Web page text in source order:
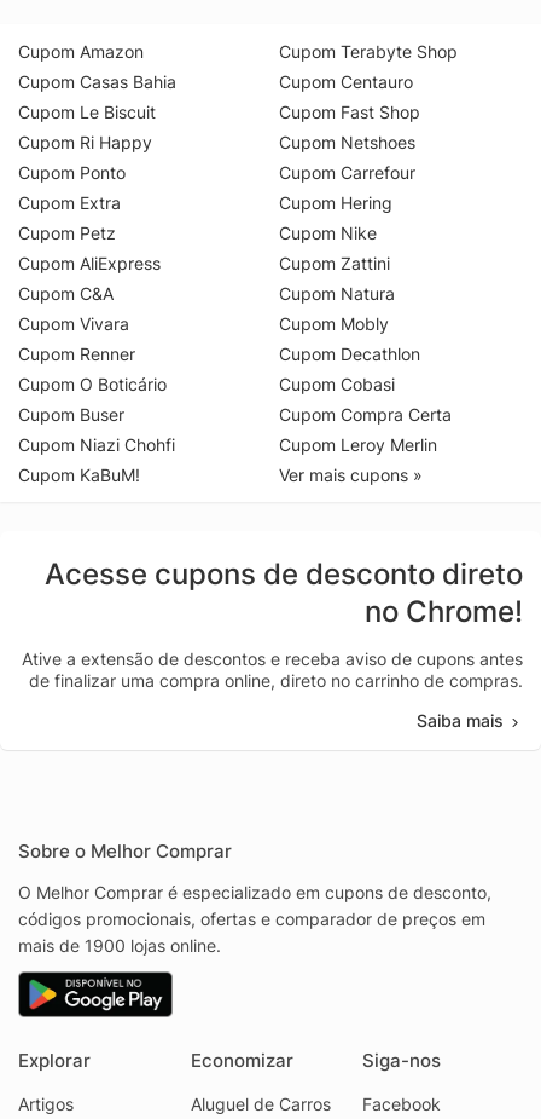
Cupom Amazon
Cupom Casas Bahia
Cupom Le Biscuit
Cupom Ri Happy
Cupom Ponto
Cupom Extra
Cupom Petz
Cupom AliExpress
Cupom C&A
Cupom Vivara
Cupom Renner
Cupom O Boticário
Cupom Buser
Cupom Niazi Chohfi
Cupom KaBuM!
Cupom Terabyte Shop
Cupom Centauro
Cupom Fast Shop
Cupom Netshoes
Cupom Carrefour
Cupom Hering
Cupom Nike
Cupom Zattini
Cupom Natura
Cupom Mobly
Cupom Decathlon
Cupom Cobasi
Cupom Compra Certa
Cupom Leroy Merlin
Ver mais cupons »
Acesse cupons de desconto direto
no Chrome!
Ative a extensão de descontos e receba aviso de cupons antes
de finalizar uma compra online, direto no carrinho de compras.
Saiba mais
Sobre o Melhor Comprar
O Melhor Comprar é especializado em cupons de desconto,
códigos promocionais, ofertas e comparador de preços em
mais de 1900 lojas online.
Explorar
Artigos
Economizar
Aluguel de Carros
Siga-nos
Facebook